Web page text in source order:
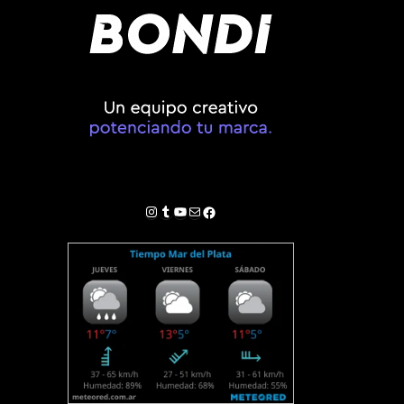
Instagram
Tumblr
YouTube
Correo electrónico
Facebook